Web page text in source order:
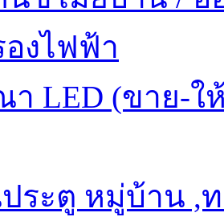
องไฟฟ้า
LED (ขาย-ใ
ระตู หมู่บ้าน ,ท